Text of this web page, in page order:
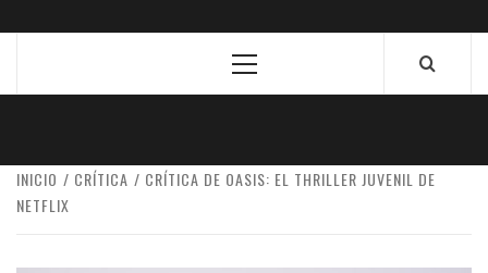
Menú
INICIO CRÍTICA
CRÍTICA DE OASIS: EL THRILLER JUVENIL DE
NETFLIX